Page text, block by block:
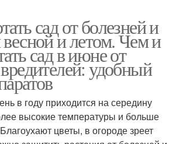
сад от болезней и
весной и летом. Чем и
сад в июне от
удобный
в году приходится на середину
высокие температуры и больше
цветы, в огороде зреет